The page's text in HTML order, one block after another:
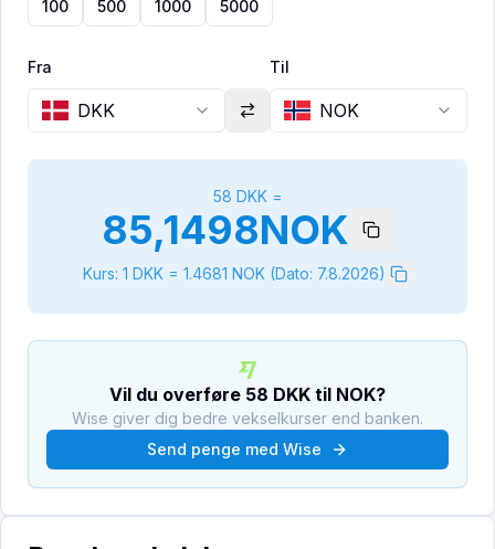
100 500 1000 5000
Fra
DKK
Til
NOK
58 DKK=
85,1498NOK
Kurs: 1 DKK = 1.4681 NOK (Dato: 7.8.2026)
Vil du overføre 58 DKK til NOK?
Wise giver dig bedre vekselkurser end banken.
Send penge med Wise